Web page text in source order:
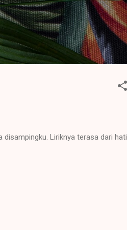
Liriknya terasa dari hati